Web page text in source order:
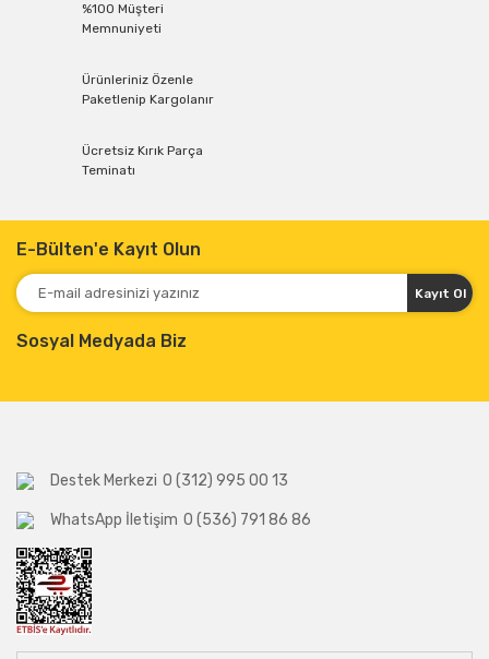
%100 Müşteri
Memnuniyeti
Ürünleriniz Özenle
Paketlenip Kargolanır
Ücretsiz Kırık Parça
Teminatı
E-Bülten'e Kayıt Olun
Kayıt Ol
Sosyal Medyada Biz
Destek Merkezi 0 (312) 995 00 13
WhatsApp İletişim 0 (536) 791 86 86